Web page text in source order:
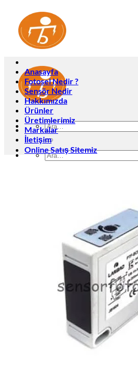
Ara:
Ara:
Üretimlerimiz
Online Satış Sitemiz
Anasayfa
Fotosel Nedir ?
Sensör Nedir
Hakkımızda
Ürünler
Üretimlerimiz
Markalar
İletişim
Online Satış Sitemiz